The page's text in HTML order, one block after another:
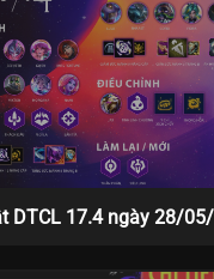
DTCL 17.4 ngày 28/